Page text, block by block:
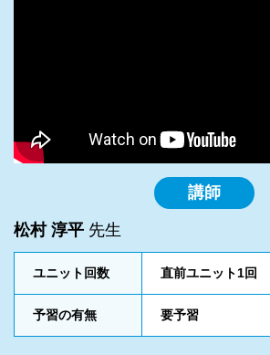
講師
松村 淳平 先生
ユニット回数 直前ユニット1回
予習の有無 要予習